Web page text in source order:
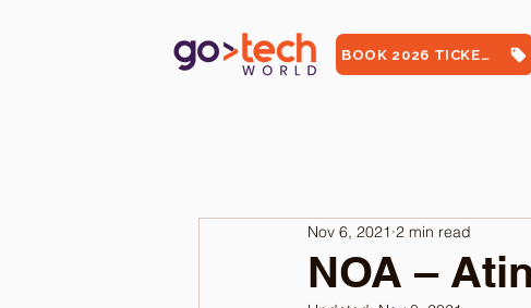
BOOK 2026 TICKETS
NOA –
Nov 6, 2021 2 min read